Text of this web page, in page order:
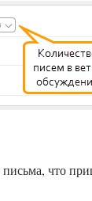
письма, что